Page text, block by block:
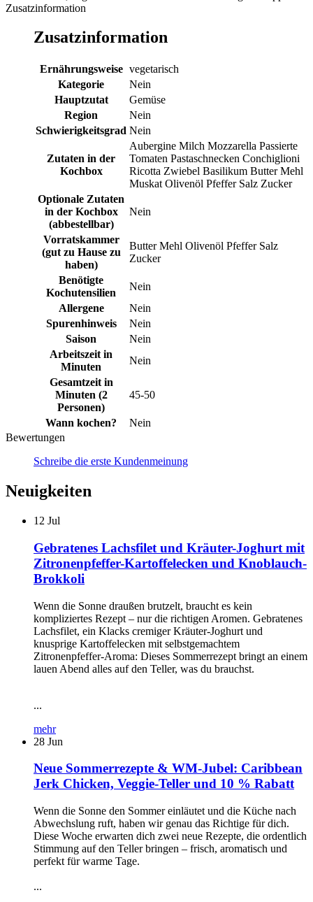
Zusatzinformation
Zusatzinformation
Ernährungsweise vegetarisch
Kategorie
Nein
Hauptzutat
Gemüse
Region
Nein
Schwierigkeitsgrad Nein
Zutaten in der
Kochbox
Aubergine Milch Mozzarella Passierte
Tomaten Pastaschnecken Conchiglioni
Ricotta Zwiebel Basilikum Butter Mehl
Muskat Olivenöl Pfeffer Salz Zucker
Optionale Zutaten
in der Kochbox
(abbestellbar)
Nein
Vorratskammer
(gut zu Hause zu
haben)
Butter Mehl Olivenöl Pfeffer Salz
Zucker
Benötigte
Kochutensilien
Nein
Allergene
Nein
Spurenhinweis
Nein
Saison
Nein
Arbeitszeit in
Minuten
Nein
Gesamtzeit in
Minuten (2
Personen)
45-50
Wann kochen?
Nein
Bewertungen
Schreibe die erste Kundenmeinung
Neuigkeiten
12 Jul
Gebratenes Lachsfilet und Kräuter-Joghurt mit
Zitronenpfeffer-Kartoffelecken und Knoblauch-
Brokkoli
Wenn die Sonne draußen brutzelt, braucht es kein
kompliziertes Rezept – nur die richtigen Aromen. Gebratenes
Lachsfilet, ein Klacks cremiger Kräuter-Joghurt und
knusprige Kartoffelecken mit selbstgemachtem
Zitronenpfeffer-Aroma: Dieses Sommerrezept bringt an einem
lauen Abend alles auf den Teller, was du brauchst.
...
mehr
28 Jun
Neue Sommerrezepte & WM-Jubel: Caribbean
Jerk Chicken, Veggie-Teller und 10 % Rabatt
Wenn die Sonne den Sommer einläutet und die Küche nach
Abwechslung ruft, haben wir genau das Richtige für dich.
Diese Woche erwarten dich zwei neue Rezepte, die ordentlich
Stimmung auf den Teller bringen – frisch, aromatisch und
perfekt für warme Tage.
...